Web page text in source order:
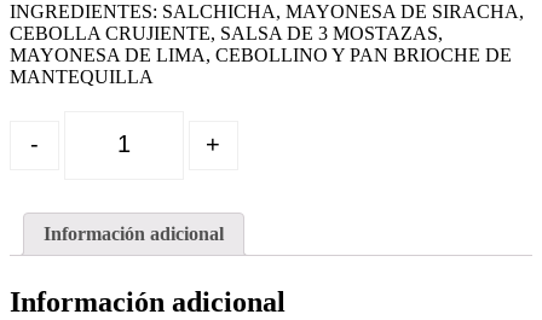
INGREDIENTES: SALCHICHA, MAYONESA DE SIRACHA,
CEBOLLA CRUJIENTE, SALSA DE 3 MOSTAZAS,
MAYONESA DE LIMA, CEBOLLINO Y PAN BRIOCHE DE
MANTEQUILLA
- +
Información adicional
Información adicional